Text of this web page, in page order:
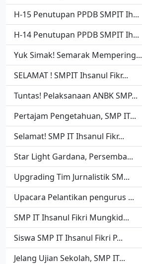
H-15 Penutupan PPDB SMPIT Ih...
H-14 Penutupan PPDB SMPIT Ih...
Yuk Simak! Semarak Mempering...
SELAMAT ! SMPIT Ihsanul Fikr...
Tuntas! Pelaksanaan ANBK SMP...
Pertajam Pengetahuan, SMP IT...
Selamat! SMP IT Ihsanul Fikr...
Star Light Gardana, Persemba...
Upgrading Tim Jurnalistik SM...
Upacara Pelantikan pengurus ...
SMP IT Ihsanul Fikri Mungkid...
Siswa SMP IT Ihsanul Fikri P...
Jelang Ujian Sekolah, SMP IT...